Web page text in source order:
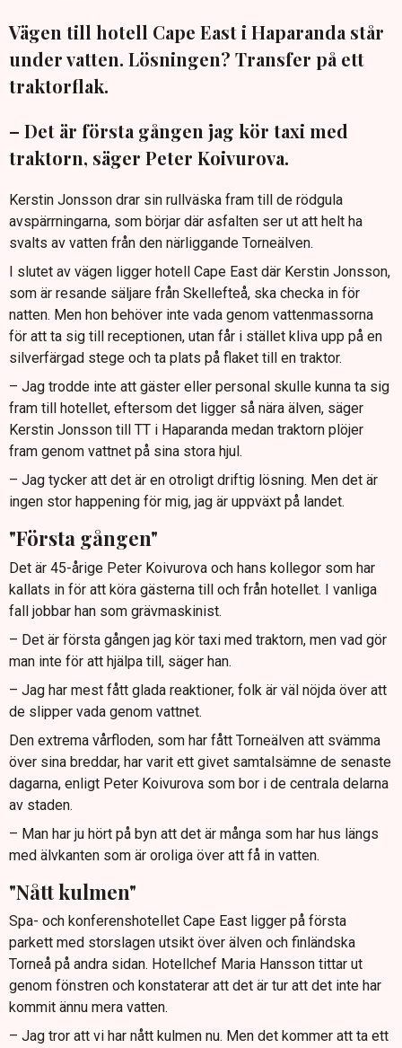
Vägen till hotell Cape East i Haparanda står
under vatten. Lösningen? Transfer på ett
traktorflak.
– Det är första gången jag kör taxi med
traktorn, säger Peter Koivurova.
Kerstin Jonsson drar sin rullväska fram till de rödgula
avspärrningarna, som börjar där asfalten ser ut att helt ha
svalts av vatten från den närliggande Torneälven.
I slutet av vägen ligger hotell Cape East där Kerstin Jonsson,
som är resande säljare från Skellefteå, ska checka in för
natten. Men hon behöver inte vada genom vattenmassorna
för att ta sig till receptionen, utan får i stället kliva upp på en
silverfärgad stege och ta plats på flaket till en traktor.
– Jag trodde inte att gäster eller personal skulle kunna ta sig
fram till hotellet, eftersom det ligger så nära älven, säger
Kerstin Jonsson till TT i Haparanda medan traktorn plöjer
fram genom vattnet på sina stora hjul.
– Jag tycker att det är en otroligt driftig lösning. Men det är
ingen stor happening för mig, jag är uppväxt på landet.
"Första gången"
Det är 45-årige Peter Koivurova och hans kollegor som har
kallats in för att köra gästerna till och från hotellet. I vanliga
fall jobbar han som grävmaskinist.
– Det är första gången jag kör taxi med traktorn, men vad gör
man inte för att hjälpa till, säger han.
– Jag har mest fått glada reaktioner, folk är väl nöjda över att
de slipper vada genom vattnet.
Den extrema vårfloden, som har fått Torneälven att svämma
över sina breddar, har varit ett givet samtalsämne de senaste
dagarna, enligt Peter Koivurova som bor i de centrala delarna
av staden.
– Man har ju hört på byn att det är många som har hus längs
med älvkanten som är oroliga över att få in vatten.
"Nått kulmen"
Spa- och konferenshotellet Cape East ligger på första
parkett med storslagen utsikt över älven och finländska
Torneå på andra sidan. Hotellchef Maria Hansson tittar ut
genom fönstren och konstaterar att det är tur att det inte har
kommit ännu mera vatten.
– Jag tror att vi har nått kulmen nu. Men det kommer att ta ett